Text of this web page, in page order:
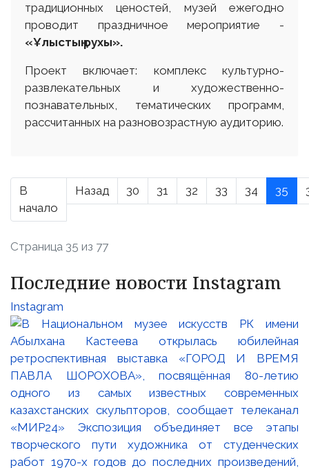
традиционных ценостей, музей ежегодно
проводит праздничное мероприятие -
«Ұлыстың рухы».
Проект включает: комплекс культурно-
развлекательных и художественно-
познавательных, тематических программ,
рассчитанных на разновозрастную аудиторию.
В
начало
Назад 30 31 32 33 34 35
Страница 35 из 77
Последние новости Instagram
Instagram